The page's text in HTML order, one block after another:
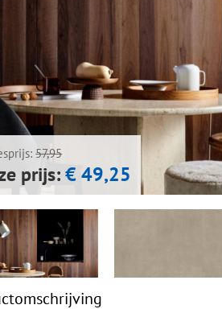
57,95
prijs: € 49,25